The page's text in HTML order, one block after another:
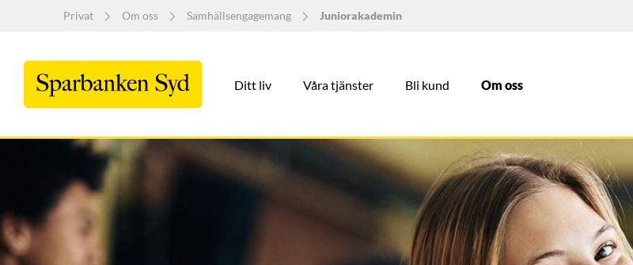
Privat Om oss Samhällsengagemang Juniorakademin
Ditt liv Våra tjänster Bli kund Om oss